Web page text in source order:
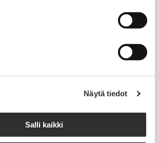
Näytä tiedot
Salli kaikki